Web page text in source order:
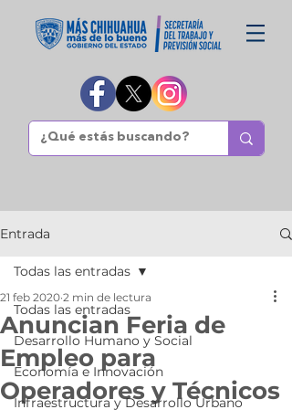
Entrada
Todas las entradas
Desarrollo Humano y Social
Economía e Innovación
Infraestructura y Desarrollo Urbano
Todas las entradas
Anuncian Feria de
Empleo para
Operadores y Técnicos
21 feb 2020 2 min de lectura